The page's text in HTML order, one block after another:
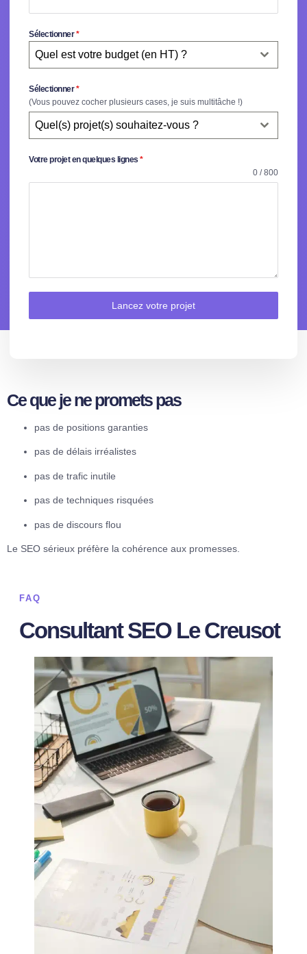
Sélectionner*
Quel est votre budget (en HT) ?
Sélectionner*
(Vous pouvez cocher plusieurs cases, je suis multitâche !)
Quel(s) projet(s) souhaitez-vous ?
Votre projet en quelques lignes *
0 / 800
Lancez votre projet
Ce que je ne promets pas
pas de positions garanties
pas de délais irréalistes
pas de trafic inutile
pas de techniques risquées
pas de discours flou
Le SEO sérieux préfère la cohérence aux promesses.
FAQ
Consultant SEO Le Creusot